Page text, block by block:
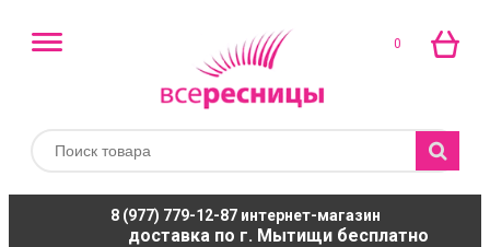
0
8 (977) 779-12-87интернет-магазин
доставка по г. Мытищи бесплатно